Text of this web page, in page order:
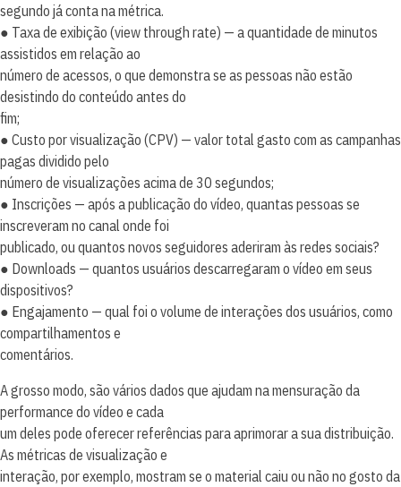
segundo já conta na métrica.
● Taxa de exibição (view through rate) — a quantidade de minutos
assistidos em relação ao
número de acessos, o que demonstra se as pessoas não estão
desistindo do conteúdo antes do
fim;
● Custo por visualização (CPV) — valor total gasto com as campanhas
pagas dividido pelo
número de visualizações acima de 30 segundos;
● Inscrições — após a publicação do vídeo, quantas pessoas se
inscreveram no canal onde foi
publicado, ou quantos novos seguidores aderiram às redes sociais?
● Downloads — quantos usuários descarregaram o vídeo em seus
dispositivos?
● Engajamento — qual foi o volume de interações dos usuários, como
compartilhamentos e
comentários.
A grosso modo, são vários dados que ajudam na mensuração da
performance do vídeo e cada
um deles pode oferecer referências para aprimorar a sua distribuição.
As métricas de visualização e
interação, por exemplo, mostram se o material caiu ou não no gosto da